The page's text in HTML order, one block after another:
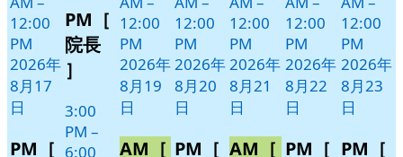
12:00
PM
2026年
8月17
日
PM［
月
18
日
イ
ベ
PM［
院長
］
3:00
PM –
6:00
12:00
PM
2026年
8月19
日
AM［
12:00
PM
2026年
8月20
日
PM［
12:00
PM
2026年
8月21
日
AM［
12:00
PM
2026年
8月22
日
PM［
12:00
PM
2026年
8月23
日
PM［